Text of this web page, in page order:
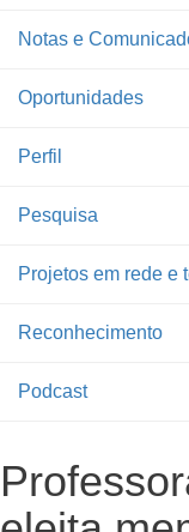
Notas e
Oportunidades
Perfil
Pesquisa
Projetos em rede e
Reconhecimento
Podcast